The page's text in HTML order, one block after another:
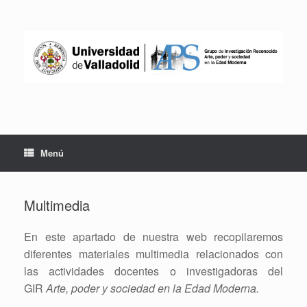
Menú
Multimedia
En este apartado de nuestra web recopilaremos
diferentes materiales multimedia relacionados con
las actividades docentes o investigadoras del
GIRArte, poder y sociedad en la Edad Moderna.